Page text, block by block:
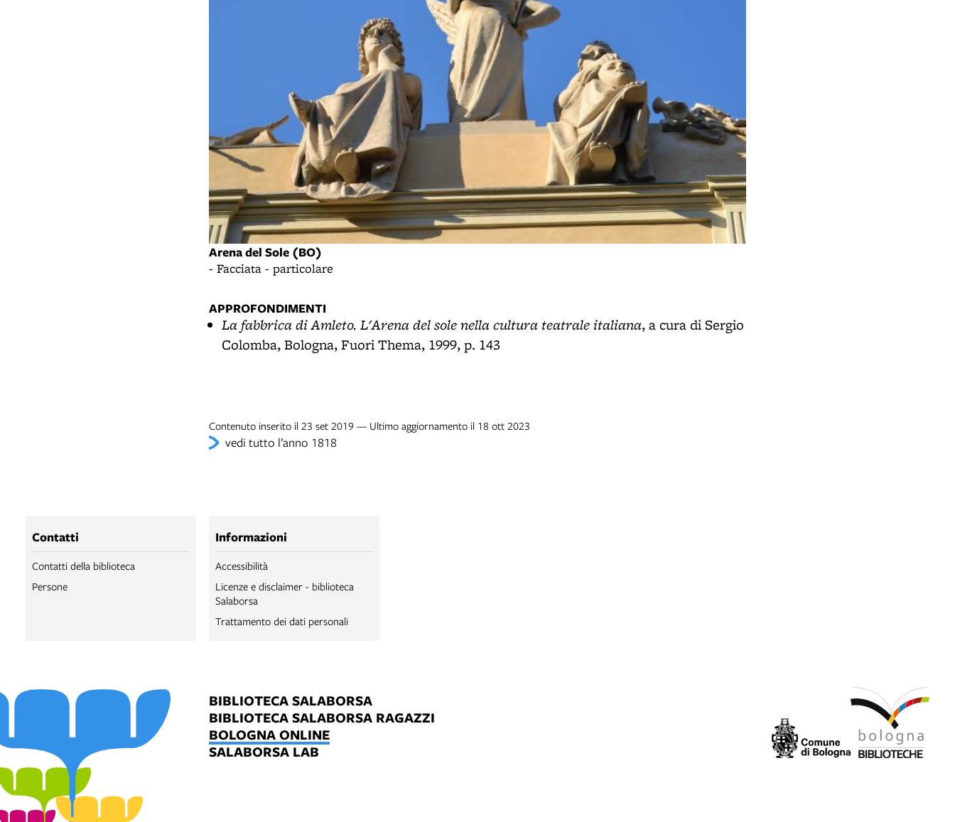
Arena del Sole (BO)
- Facciata - particolare
APPROFONDIMENTI
La fabbrica di Amleto. L'Arena del sole nella cultura teatrale italiana, a cura di Sergio
Colomba, Bologna, Fuori Thema, 1999, p. 143
Contenuto inserito il 23 set 2019 — Ultimo aggiornamento il 18 ott 2023
vedi tutto l’anno 1818
Contatti
Contatti della biblioteca
Persone
Informazioni
Accessibilità
Licenze e disclaimer - biblioteca
Salaborsa
Trattamento dei dati personali
BIBLIOTECA SALABORSA
BIBLIOTECA SALABORSA RAGAZZI
BOLOGNA ONLINE
SALABORSA LAB